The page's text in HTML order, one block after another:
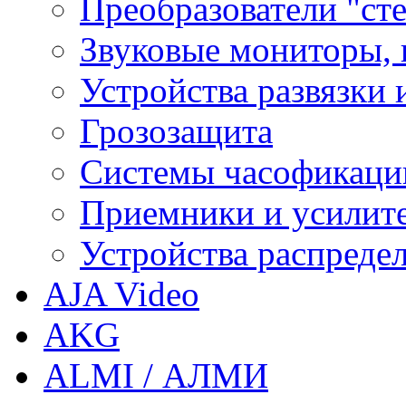
Преобразователи
Звуковые мониторы,
Устройства
Грозозащита
Системы
Приемники и
Устройства
AJA Video
AKG
ALMI / АЛМИ